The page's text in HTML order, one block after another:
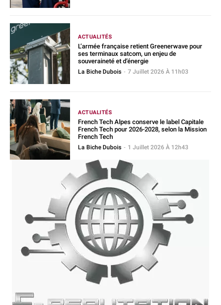
ACTUALITÉS
L’armée française retient Greenerwave pour
ses terminaux satcom, un enjeu de
souveraineté et d’énergie
La Biche Dubois - 7 Juillet 2026 À 11h03
ACTUALITÉS
French Tech Alpes conserve le label Capitale
French Tech pour 2026-2028, selon la Mission
French Tech
La Biche Dubois - 1 Juillet 2026 À 12h43